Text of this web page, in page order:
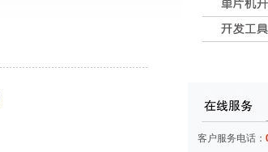
客户服务电话：